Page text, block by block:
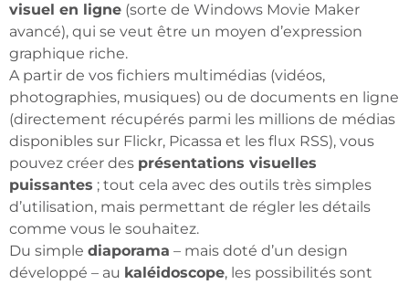
visuel en ligne (sorte de Windows Movie Maker
avancé), qui se veut être un moyen d’expression
graphique riche.
A partir de vos fichiers multimédias (vidéos,
photographies, musiques) ou de documents en ligne
(directement récupérés parmi les millions de médias
disponibles sur Flickr, Picassa et les flux RSS), vous
pouvez créer des présentations visuelles
puissantes ; tout cela avec des outils très simples
d’utilisation, mais permettant de régler les détails
comme vous le souhaitez.
Du simple diaporama – mais doté d’un design
développé – au kaléidoscope, les possibilités sont